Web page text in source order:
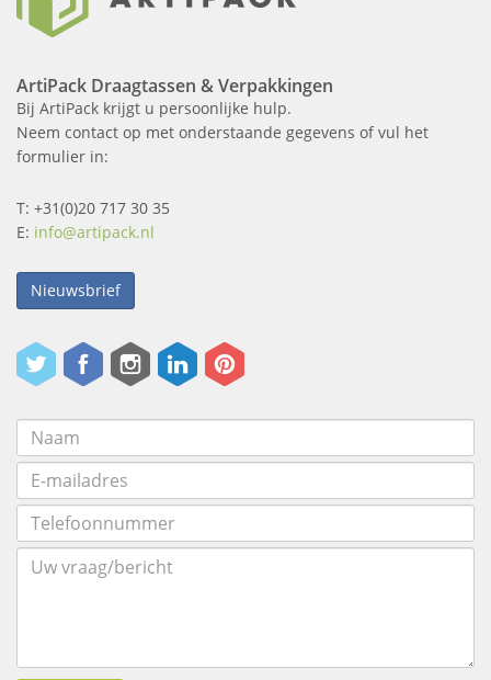
ArtiPack Draagtassen & Verpakkingen
Bij ArtiPack krijgt u persoonlijke hulp.
Neem contact op met onderstaande gegevens of vul het
formulier in:
T: +31(0)20 717 30 35
E: info@artipack.nl
Nieuwsbrief